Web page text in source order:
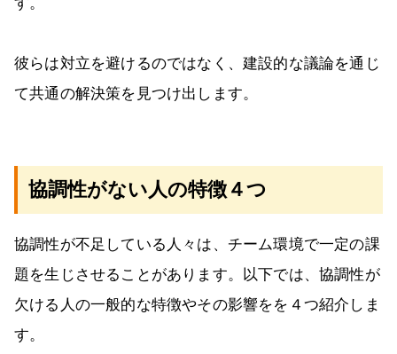
彼らは対立を避けるのではなく、建設的な議論を通じ
て共通の解決策を見つけ出します。
協調性がない人の特徴４つ
協調性が不足している人々は、チーム環境で一定の課
題を生じさせることがあります。以下では、協調性が
欠ける人の一般的な特徴やその影響をを４つ紹介しま
す。